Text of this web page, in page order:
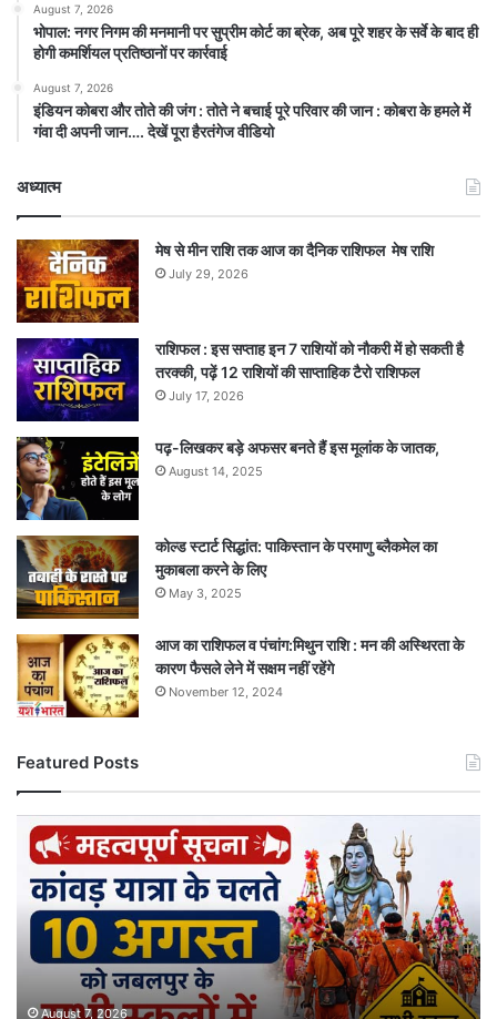
August 7, 2026
भोपाल: नगर निगम की मनमानी पर सुप्रीम कोर्ट का ब्रेक, अब पूरे शहर के सर्वे के बाद ही
होगी कमर्शियल प्रतिष्ठानों पर कार्रवाई
August 7, 2026
इंडियन कोबरा और तोते की जंग : तोते ने बचाई पूरे परिवार की जान : कोबरा के हमले में
गंवा दी अपनी जान…. देखें पूरा हैरतंगेज वीडियो
अध्यात्म
मेष से मीन राशि तक आज का दैनिक राशिफल मेष राशि
July 29, 2026
राशिफल : इस सप्ताह इन 7 राशियों को नौकरी में हो सकती है
तरक्की, पढ़ें 12 राशियों की साप्ताहिक टैरो राशिफल
July 17, 2026
पढ़-लिखकर बड़े अफसर बनते हैं इस मूलांक के जातक,
August 14, 2025
कोल्ड स्टार्ट सिद्धांत: पाकिस्तान के परमाणु ब्लैकमेल का
मुकाबला करने के लिए
May 3, 2025
आज का राशिफल व पंचांग:मिथुन राशि : मन की अस्थिरता के
कारण फैसले लेने में सक्षम नहीं रहेंगे
November 12, 2024
Featured Posts
कांवड़
यात्रा
चलते
10
August 7, 2026